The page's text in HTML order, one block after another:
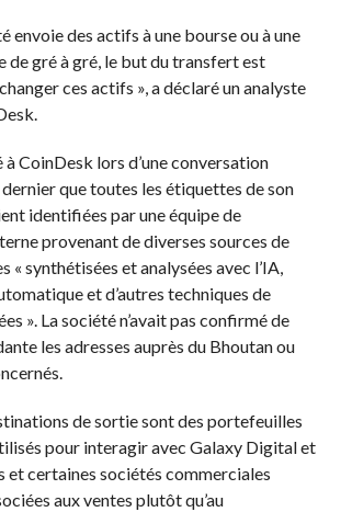
envoie des actifs à une bourse ou à une
de gré à gré, le but du transfert est
ces actifs », a déclaré un analyste
CoinDesk lors d’une conversation
que toutes les étiquettes de son
identifiées par une équipe de
provenant de diverses sources de
« synthétisées et analysées avec l’IA,
et d’autres techniques de
». La société n’avait pas confirmé de
les adresses auprès du Bhoutan ou
de sortie sont des portefeuilles
pour interagir avec Galaxy Digital et
et certaines sociétés commerciales
aux ventes plutôt qu’au